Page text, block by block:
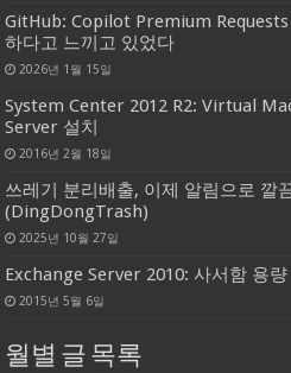
GitHub: Copilot Premium
하다고 느끼고 있었다
2026년 1월 15일
System Center 2012 R2: Virtual
Server 설치
2016년 2월 18일
쓰레기 분리배출, 이제 알림으로 깔
(DingDongTrash)
2025년 10월 27일
Exchange Server 2010: 사서함 용
2015년 5월 6일
월별 글 목록